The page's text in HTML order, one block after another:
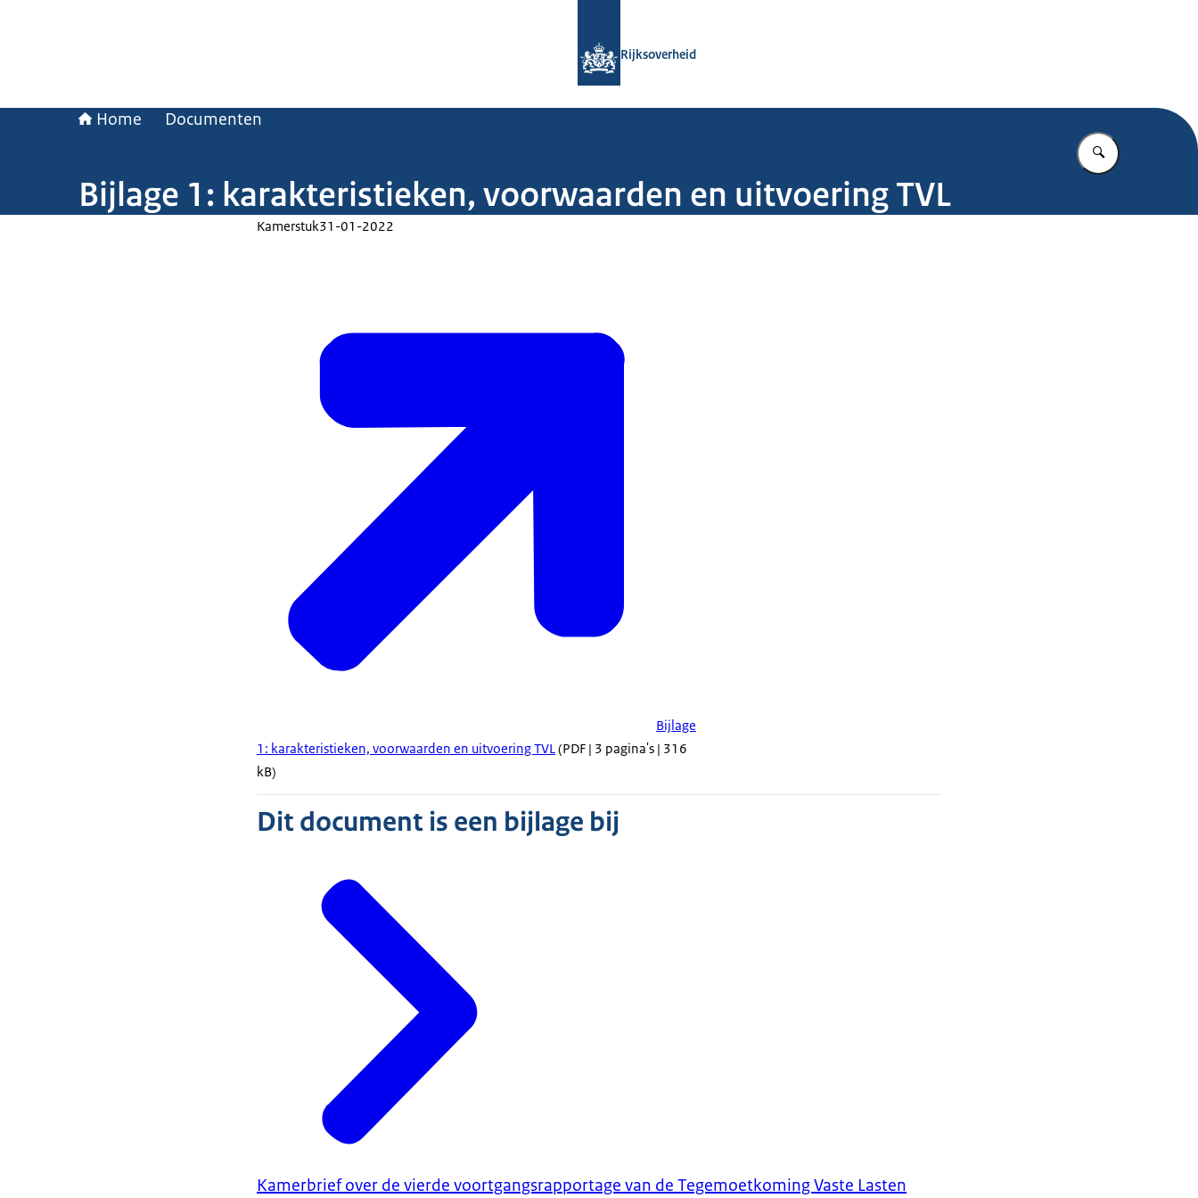
Rijksoverheid
Home Documenten
Vul in wat u
Bijlage 1: karakteristieken, voorwaarden en uitvoering TVL
Kamerstuk31-01-2022
Bijlage
1: karakteristieken, voorwaarden en uitvoering TVL(PDF | 3 pagina's | 316
kB)
Dit document is een bijlage bij
Kamerbrief over de vierde voortgangsrapportage van de Tegemoetkoming Vaste Lasten